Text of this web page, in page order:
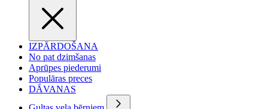
IZPĀRDOŠANA
No pat dzimšanas
Aprūpes piederumi
Populāras preces
DĀVANAS